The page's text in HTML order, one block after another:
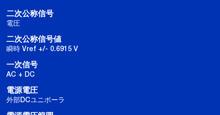
二次公称信号
電圧
二次公称信号値
瞬時 Vref +/- 0.6915 V
一次信号
AC + DC
電源電圧
外部DCユニポーラ